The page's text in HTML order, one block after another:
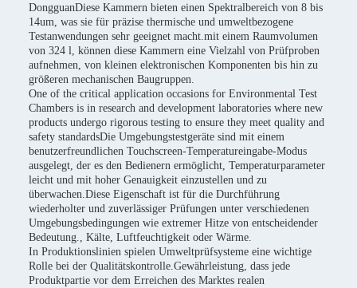
DongguanDiese Kammern bieten einen Spektralbereich von 8 bis
14um, was sie für präzise thermische und umweltbezogene
Testanwendungen sehr geeignet macht.mit einem Raumvolumen
von 324 l, können diese Kammern eine Vielzahl von Prüfproben
aufnehmen, von kleinen elektronischen Komponenten bis hin zu
größeren mechanischen Baugruppen.
One of the critical application occasions for Environmental Test
Chambers is in research and development laboratories where new
products undergo rigorous testing to ensure they meet quality and
safety standardsDie Umgebungstestgeräte sind mit einem
benutzerfreundlichen Touchscreen-Temperatureingabe-Modus
ausgelegt, der es den Bedienern ermöglicht, Temperaturparameter
leicht und mit hoher Genauigkeit einzustellen und zu
überwachen.Diese Eigenschaft ist für die Durchführung
wiederholter und zuverlässiger Prüfungen unter verschiedenen
Umgebungsbedingungen wie extremer Hitze von entscheidender
Bedeutung., Kälte, Luftfeuchtigkeit oder Wärme.
In Produktionslinien spielen Umweltprüfsysteme eine wichtige
Rolle bei der Qualitätskontrolle.Gewährleistung, dass jede
Produktpartie vor dem Erreichen des Marktes realen